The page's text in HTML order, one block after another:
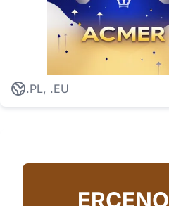
.PL, .EU
ERCENO